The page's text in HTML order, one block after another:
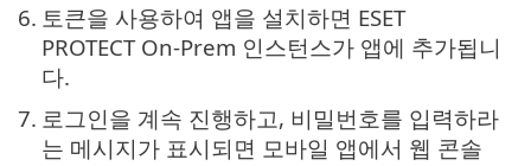
6. 토큰을 사용하여 앱을 설치하면 ESET
PROTECT On-Prem 인스턴스가 앱에 추가됩니
다.
7. 로그인을 계속 진행하고, 비밀번호를 입력하라
는 메시지가 표시되면 모바일 앱에서 웹 콘솔